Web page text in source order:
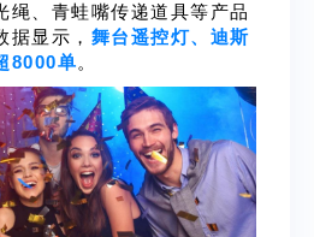
绳、青蛙嘴传递道具等产品
据显示， 舞台遥控灯、迪斯
8000单。